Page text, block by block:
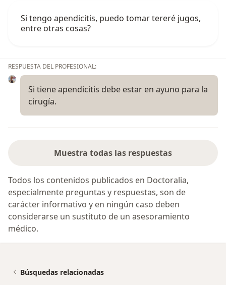
Si tengo apendicitis, puedo tomar tereré jugos,
entre otras cosas?
RESPUESTA DEL PROFESIONAL:
Si tiene apendicitis debe estar en ayuno para la
cirugía.
Muestra todas las respuestas
Todos los contenidos publicados en Doctoralia,
especialmente preguntas y respuestas, son de
carácter informativo y en ningún caso deben
considerarse un sustituto de un asesoramiento
médico.
Búsquedas relacionadas